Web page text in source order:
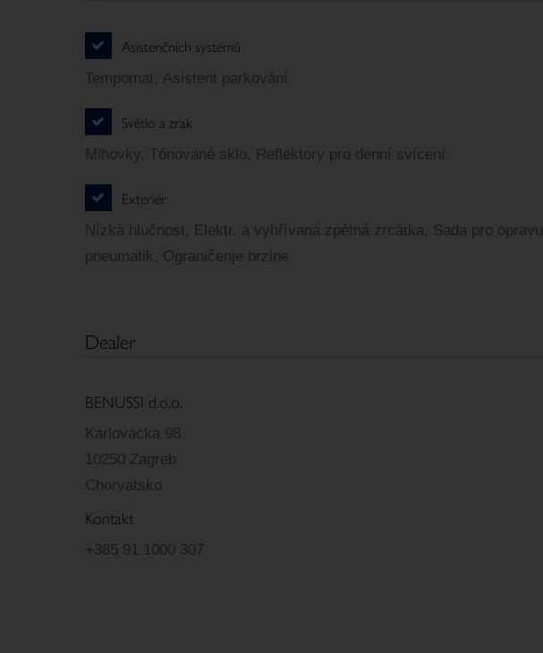
Asistenčních systémů
Tempomat, Asistent parkování
Světlo a zrak
Mlhovky, Tónované sklo, Reflektory pro denní svícení
Exteriér
Nízká hlučnost, Elektr. a vyhřívaná zpětná zrcátka, Sada pro opravu
pneumatik, Ograničenje brzine
Dealer
BENUSSI d.o.o.
Karlovacka 98
10250 Zagreb
Chorvatsko
Kontakt
+385 91 1000 307